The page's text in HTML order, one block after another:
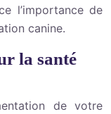
l’importance de
canine.
la santé
de votre